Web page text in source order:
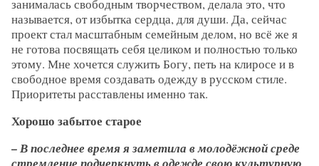
занималась свободным творчеством, делала это, что
называется, от избытка сердца, для души. Да, сейчас
проект стал масштабным семейным делом, но всё же я
не готова посвящать себя целиком и полностью только
этому. Мне хочется служить Богу, петь на клиросе и в
свободное время создавать одежду в русском стиле.
Приоритеты расставлены именно так.
Хорошо забытое старое
– В последнее время я заметила в молодёжной среде